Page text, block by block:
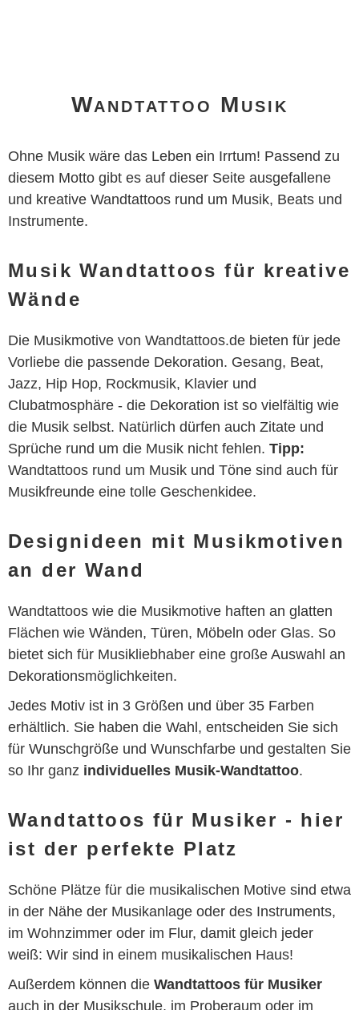
Wandtattoo Musik
Ohne Musik wäre das Leben ein Irrtum! Passend zu
diesem Motto gibt es auf dieser Seite ausgefallene
und kreative Wandtattoos rund um Musik, Beats und
Instrumente.
Musik Wandtattoos für kreative
Wände
Die Musikmotive von Wandtattoos.de bieten für jede
Vorliebe die passende Dekoration. Gesang, Beat,
Jazz, Hip Hop, Rockmusik, Klavier und
Clubatmosphäre - die Dekoration ist so vielfältig wie
die Musik selbst. Natürlich dürfen auch Zitate und
Sprüche rund um die Musik nicht fehlen. Tipp:
Wandtattoos rund um Musik und Töne sind auch für
Musikfreunde eine tolle Geschenkidee.
Designideen mit Musikmotiven
an der Wand
Wandtattoos wie die Musikmotive haften an glatten
Flächen wie Wänden, Türen, Möbeln oder Glas. So
bietet sich für Musikliebhaber eine große Auswahl an
Dekorationsmöglichkeiten.
Jedes Motiv ist in 3 Größen und über 35 Farben
erhältlich. Sie haben die Wahl, entscheiden Sie sich
für Wunschgröße und Wunschfarbe und gestalten Sie
so Ihr ganz individuelles Musik-Wandtattoo.
Wandtattoos für Musiker - hier
ist der perfekte Platz
Schöne Plätze für die musikalischen Motive sind etwa
in der Nähe der Musikanlage oder des Instruments,
im Wohnzimmer oder im Flur, damit gleich jeder
weiß: Wir sind in einem musikalischen Haus!
Außerdem können die Wandtattoos für Musiker
auch in der Musikschule, im Proberaum oder im